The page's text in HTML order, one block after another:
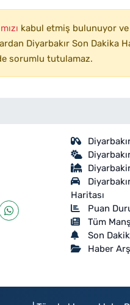
kabul etmiş bulunuyor
Diyarbakır Son Dakika
sorumlu tutulamaz.
Haritası
Puan
Tüm
Son
Haber